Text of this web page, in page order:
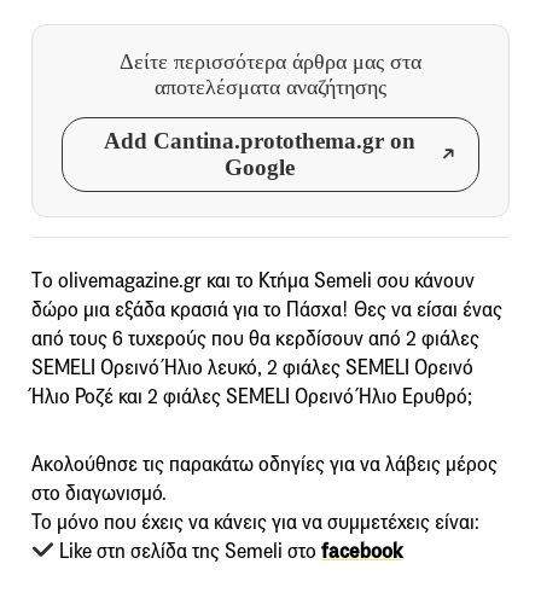
Δείτε περισσότερα άρθρα μας στα
αποτελέσματα αναζήτησης
Add Cantina.protothema.gr on
Google
Τo olivemagazine.gr και το Κτήμα Semeli σου κάνουν
δώρο μια εξάδα κρασιά για το Πάσχα! Θες να είσαι ένας
από τους 6 τυχερούς που θα κερδίσουν από 2 φιάλες
SEMELI Oρεινό Ήλιο λευκό, 2 φιάλες SEMELI Ορεινό
Ήλιο Ροζέ και 2 φιάλες SEMELI Ορεινό Ήλιο Ερυθρό;
Ακολούθησε τις παρακάτω οδηγίες για να λάβεις μέρος
στο διαγωνισμό.
Το μόνο που έχεις να κάνεις για να συμμετέχεις είναι:
Like στη σελίδα της Semeli στοfacebook